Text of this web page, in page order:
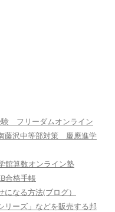
験 フリーダムオンライン
藤沢中等部対策 慶應進学
館算数オンライン塾
合格手帳
なる方法(ブログ）
リーズ」などを販売する邦